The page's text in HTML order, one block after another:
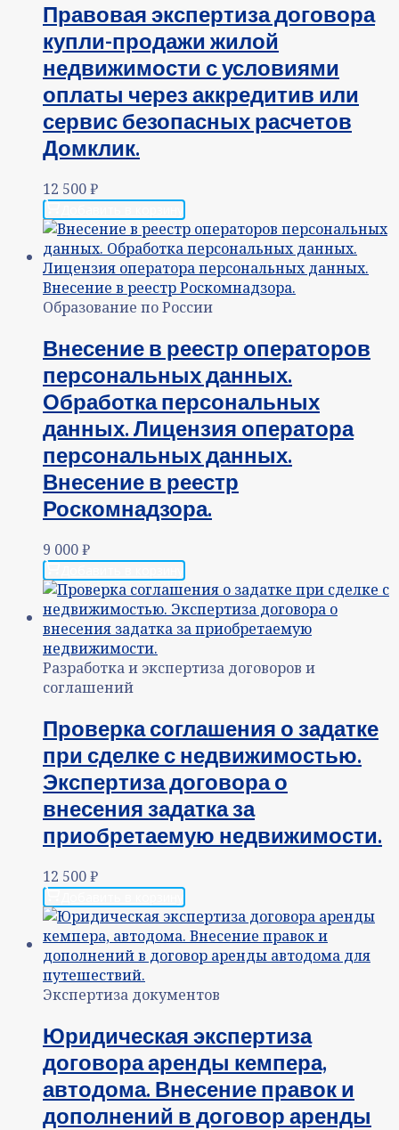
Правовая экспертиза договора
купли-продажи жилой
недвижимости с условиями
оплаты через аккредитив или
сервис безопасных расчетов
Домклик.
12 500₽
Образование по России
Внесение в реестр операторов
персональных данных.
Обработка персональных
данных. Лицензия оператора
персональных данных.
Внесение в реестр
Роскомнадзора.
9 000₽
Разработка и экспертиза договоров и
соглашений
Проверка соглашения о задатке
при сделке с недвижимостью.
Экспертиза договора о
внесения задатка за
приобретаемую недвижимости.
12 500₽
Экспертиза документов
Юридическая экспертиза
договора аренды кемпера,
автодома. Внесение правок и
дополнений в договор аренды